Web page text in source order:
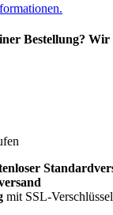
Bestellung?
mit SSL-